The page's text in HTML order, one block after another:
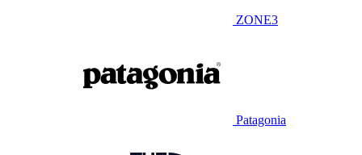
ZONE3
Patagonia